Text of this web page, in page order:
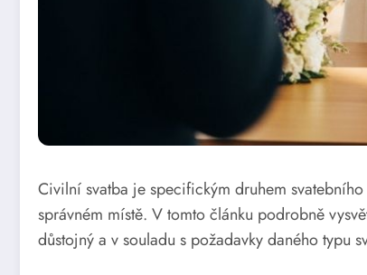
Civilní svatba je specifickým druhem
správném místě. V tomto článku podrobně
důstojný a v souladu s požadavky daného typu